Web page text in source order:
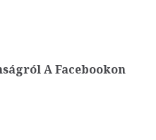
A Facebookon